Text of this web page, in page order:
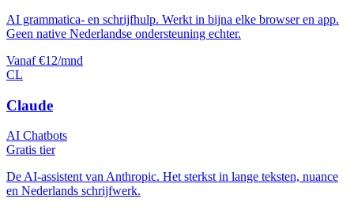
AI grammatica- en schrijfhulp. Werkt in bijna elke browser en app.
Geen native Nederlandse ondersteuning echter.
Vanaf €12/mnd
CL
Claude
AI Chatbots
Gratis tier
De AI-assistent van Anthropic. Het sterkst in lange teksten, nuance
en Nederlands schrijfwerk.